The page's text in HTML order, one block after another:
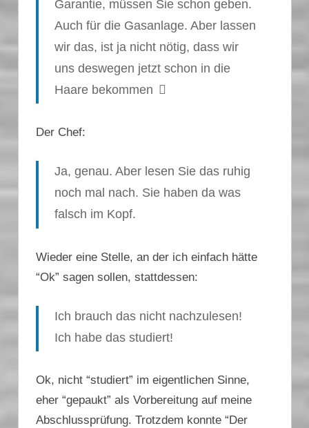
Garantie, müssen Sie schon geben.
Auch für die Gasanlage. Aber lassen
wir das, ist ja nicht nötig, dass wir
uns deswegen jetzt schon in die
Haare bekommen
Der Chef:
Ja, genau. Aber lesen Sie das ruhig
noch mal nach. Sie haben da was
falsch im Kopf.
Wieder eine Stelle, an der ich einfach hätte
“Ok” sagen sollen, stattdessen:
Ich brauch das nicht nachzulesen!
Ich habe das studiert!
Ok, nicht “studiert” im eigentlichen Sinne,
eher “gepaukt” als Vorbereitung auf meine
Abschlussprüfung. Trotzdem konnte “Der